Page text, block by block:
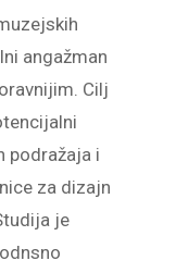
angažman
Cilj
podražaja i
za dizajn
je